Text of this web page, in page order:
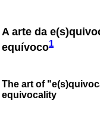
A arte da
equívoco1
The art of
equivocality